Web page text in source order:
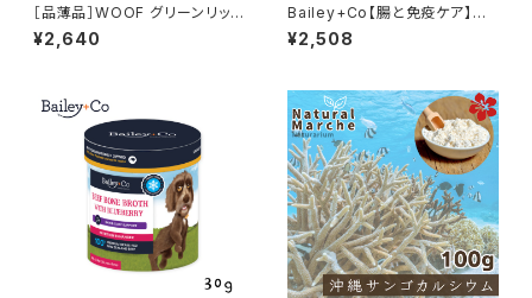
［品薄品］WOOF グリーンリップ
ドマッスル (緑イ貝) トリーツ 50
g
¥2,640
Bailey+Co【腸と免疫ケア】フリ
ーズドライ ビーフボーンブロス
オリジナル 30g ベイリーコー
¥2,508